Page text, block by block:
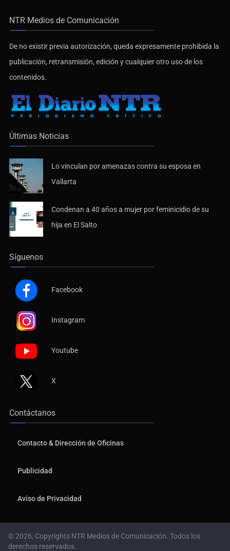
NTR Medios de Comunicación
De no existir previa autorización, queda expresamente prohibida la
publicación, retransmisión, edición y cualquier otro uso de los
contenidos.
Últimas Noticias
Lo vinculan por amenazas contra su esposa en
Vallarta
Condenan a 40 años a mujer por feminicidio de su
hija en El Salto
Síguenos
Facebook
Instagram
Youtube
X
Contáctanos
Contacto & Dirección de Oficinas
Publicidad
Aviso de Privacidad
© 2026, Copyrights NTR Medios de Comunicación. Todos los
derechos reservados.